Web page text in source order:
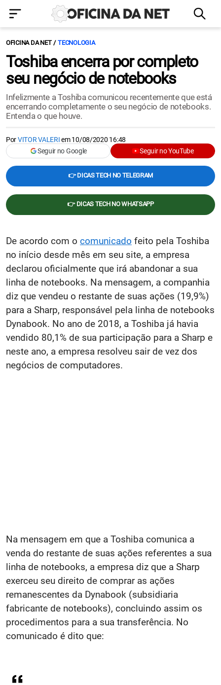
OFICINA DA NET TECNOLOGIA
Toshiba encerra por completo
seu negócio de notebooks
Infelizmente a Toshiba comunicou recentemente que está
encerrando completamente o seu negócio de notebooks.
Entenda o que houve.
PorVITOR VALERIem10/08/2020 16:48
Seguir no Google
Seguir no YouTube
👉 DICAS TECH NO TELEGRAM
👉 DICAS TECH NO WHATSAPP
De acordo com o comunicado feito pela Toshiba
no início desde mês em seu site, a empresa
declarou oficialmente que irá abandonar a sua
linha de notebooks. Na mensagem, a companhia
diz que vendeu o restante de suas ações (19,9%)
para a Sharp, responsável pela linha de notebooks
Dynabook. No ano de 2018, a Toshiba já havia
vendido 80,1% de sua participação para a Sharp e
neste ano, a empresa resolveu sair de vez dos
negócios de computadores.
Na mensagem em que a Toshiba comunica a
venda do restante de suas ações referentes a sua
linha de notebooks, a empresa diz que a Sharp
exerceu seu direito de comprar as ações
remanescentes da Dynabook (subsidiaria
fabricante de notebooks), concluindo assim os
procedimentos para a sua transferência. No
comunicado é dito que: